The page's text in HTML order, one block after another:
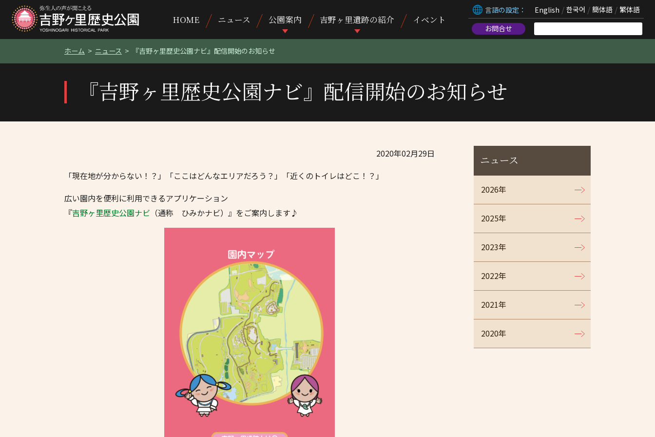
HOME ニュース 公園案内 吉野ヶ里遺跡の紹介 イベント
言語の設定： English 한국어 簡体語 繁体語
お問合せ
ホーム ニュース 『吉野ヶ里歴史公園ナビ』配信開始のお知らせ
『吉野ヶ里歴史公園ナビ』配信開始のお知らせ
2020年02月29日
「現在地が分からない！？」「ここはどんなエリアだろう？」「近くのトイレはどこ！？」
広い園内を便利に利用できるアプリケーション
『吉野ヶ里歴史公園ナビ （通称 ひみかナビ）』をご案内します♪
ニュース
2026年
2025年
2023年
2022年
2021年
2020年